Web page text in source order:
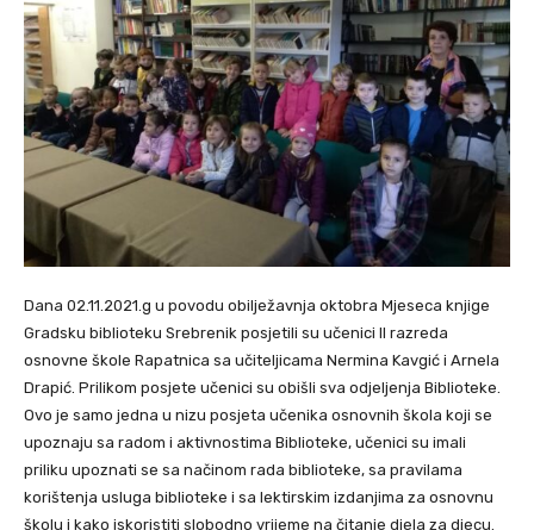
Dana 02.11.2021.g u povodu obilježavnja oktobra Mjeseca knjige
Gradsku biblioteku Srebrenik posjetili su učenici II razreda
osnovne škole Rapatnica sa učiteljicama Nermina Kavgić i Arnela
Drapić. Prilikom posjete učenici su obišli sva odjeljenja Biblioteke.
Ovo je samo jedna u nizu posjeta učenika osnovnih škola koji se
upoznaju sa radom i aktivnostima Biblioteke, učenici su imali
priliku upoznati se sa načinom rada biblioteke, sa pravilama
korištenja usluga biblioteke i sa lektirskim izdanjima za osnovnu
školu i kako iskoristiti slobodno vrijeme na čitanje djela za djecu.